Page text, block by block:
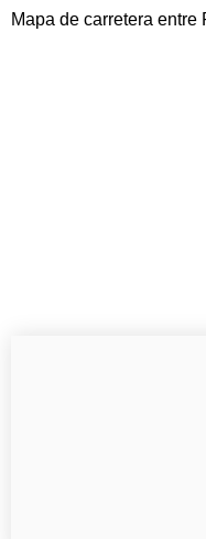
Mapa de carretera